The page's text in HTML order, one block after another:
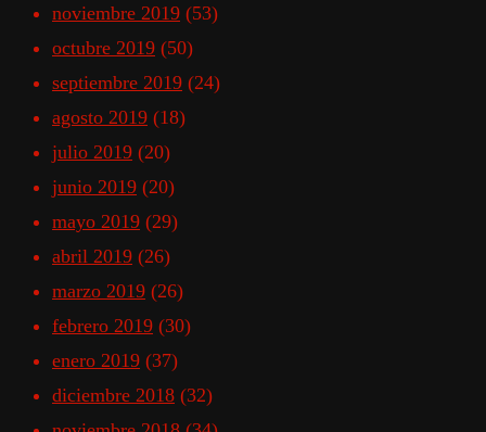
noviembre 2019 (53)
octubre 2019 (50)
septiembre 2019 (24)
agosto 2019 (18)
julio 2019 (20)
junio 2019 (20)
mayo 2019 (29)
abril 2019 (26)
marzo 2019 (26)
febrero 2019 (30)
enero 2019 (37)
diciembre 2018 (32)